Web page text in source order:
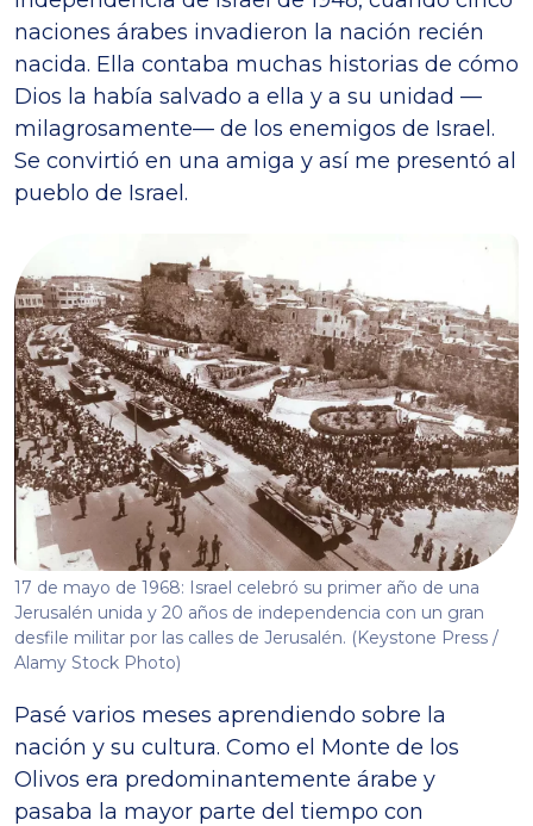
naciones árabes invadieron la nación recién
nacida. Ella contaba muchas historias de cómo
Dios la había salvado a ella y a su unidad —
milagrosamente— de los enemigos de Israel.
Se convirtió en una amiga y así me presentó al
pueblo de Israel.
17 de mayo de 1968: Israel celebró su primer año de una
Jerusalén unida y 20 años de independencia con un gran
desfile militar por las calles de Jerusalén. (Keystone Press /
Alamy Stock Photo)
Pasé varios meses aprendiendo sobre la
nación y su cultura. Como el Monte de los
Olivos era predominantemente árabe y
pasaba la mayor parte del tiempo con